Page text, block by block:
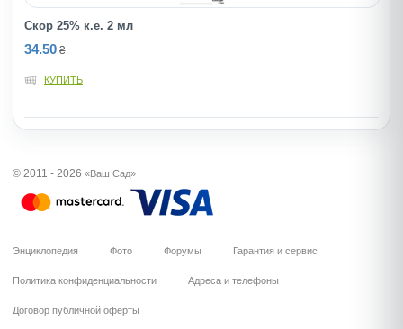
Скор 25% к.е. 2 мл
34.50 ₴
КУПИТЬ
© 2011 - 2026 «Ваш Сад»
Энциклопедия Фото Форумы Гарантия и сервис
Политика конфиденциальности Адреса и телефоны
Договор публичной оферты